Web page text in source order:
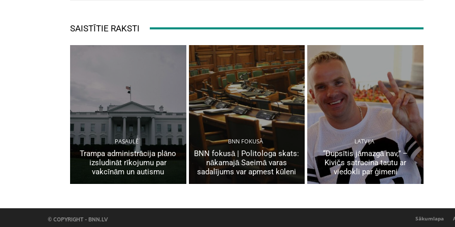
SAISTĪTIE RAKSTI
PASAULĒ
Trampa administrācija plāno
izsludināt rīkojumu par
vakcīnām un autismu
BNN FOKUSĀ
BNN fokusā | Politologa skats:
nākamajā Saeimā varas
sadalījums var apmest kūleni
LATVIJA
“Dupsītis jāmazgā nav,” –
Kivičs satracina tautu ar
viedokli par ģimeni
© COPYRIGHT - BNN.LV Sākumlapa